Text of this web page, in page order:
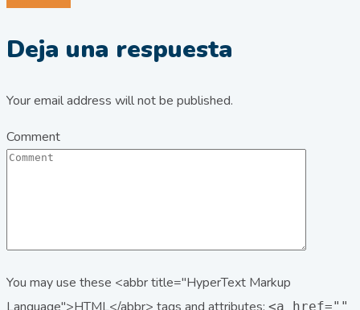
Deja una respuesta
Your email address will not be published.
Comment
You may use these <abbr title="HyperText Markup
<a href=""